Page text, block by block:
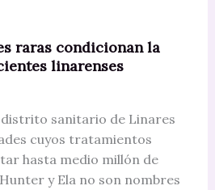
raras condicionan la
linarenses
sanitario de Linares
cuyos tratamientos
hasta medio millón de
y Ela no son nombres